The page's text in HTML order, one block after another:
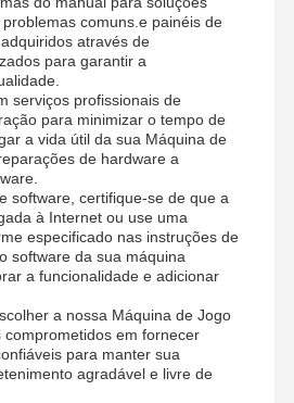
comuns.e painéis de
através de
para garantir a
serviços profissionais de
para minimizar o tempo de
a vida útil da sua Máquina de
de hardware a
software, certifique-se de que a
à Internet ou use uma
especificado nas instruções de
software da sua máquina
a funcionalidade e adicionar
a nossa Máquina de Jogo
em fornecer
para manter sua
agradável e livre de